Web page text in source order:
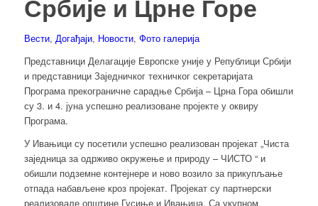
Србије и Црне Горе
Вести, Догађаји, Новости, Фото галерија
Представници Делагације Европске уније у Републици Србији
и представници Заједничког техничког секретаријата
Програма прекограничне сарадње Србија – Црна Гора обишли
су 3. и 4. јуна успешно реализоване пројекте у оквиру
Програма.
У Ивањици су посетили успешно реализован пројекат „Чиста
заједница за одрживо окружење и природу – ЧИСТО “ и
обишли подземне контејнере и ново возило за прикупљање
отпада набављене кроз пројекат. Пројекат су партнерски
реализовале општине Гусиње и Ивањица. Са укупном